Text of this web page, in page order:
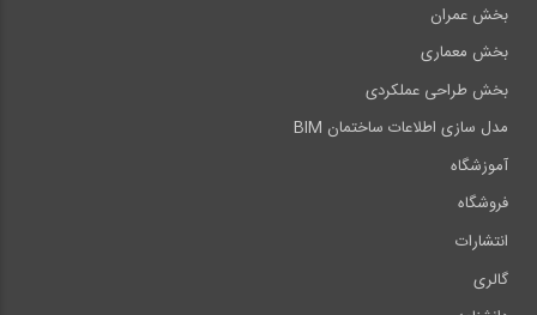
بخش عمران
بخش معماری
بخش طراحی عملکردی
مدل سازی اطلاعات ساختمان BIM
آموزشگاه
فروشگاه
انتشارات
گالری